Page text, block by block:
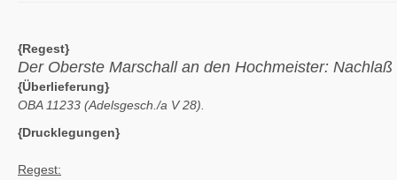
{Regest}
Der Oberste Marschall an den Hochmeister:
{Überlieferung}
OBA 11233 (Adelsgesch./a V 28).
{Drucklegungen}
Regest: